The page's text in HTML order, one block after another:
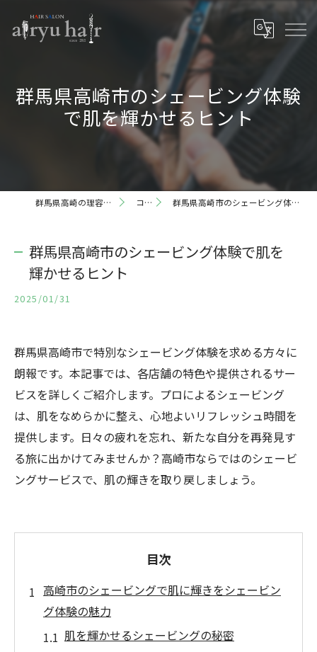
群馬県高崎市のシェービング体験
で肌を輝かせるヒント
群馬県高崎の理容室ならairyu hair コラム 群馬県高崎市のシェービング体験で肌を輝かせるヒント
群馬県高崎市のシェービング体験で肌を
輝かせるヒント
2025/01/31
群馬県高崎市で特別なシェービング体験を求める方々に
朗報です。本記事では、各店舗の特色や提供されるサー
ビスを詳しくご紹介します。プロによるシェービング
は、肌をなめらかに整え、心地よいリフレッシュ時間を
提供します。日々の疲れを忘れ、新たな自分を再発見す
る旅に出かけてみませんか？高崎市ならではのシェービ
ングサービスで、肌の輝きを取り戻しましょう。
目次
高崎市のシェービングで肌に輝きをシェービン
グ体験の魅力
肌を輝かせるシェービングの秘密